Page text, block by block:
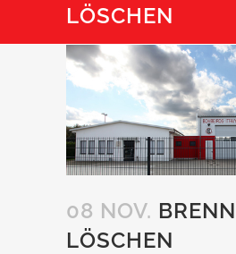
LÖSCHEN
08 NOV.
LÖSCHEN